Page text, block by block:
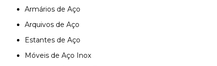
Armários de Aço
Arquivos de Aço
Estantes de Aço
Móveis de Aço Inox